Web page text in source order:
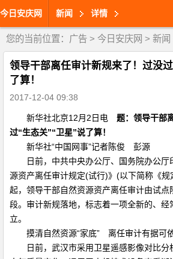
今日安庆网 新闻 详情
您的当前位置： 广告 > 今日安庆网 > 新闻
领导干部离任审计新规来了！过没
了算！
2017-12-04 09:38
新华社北京12月2日电 题：领导干部
过“生态关”“卫星”说了算！
新华社“中国网事”记者陈俊 彭源
日前，中共中央办公厅、国务院办公厅
源资产离任审计规定(试行)》(以下简称《
起，领导干部自然资源资产离任审计由试点
段。审计新规落地，标志着一项全新的、经
立。
摸清自然资源“家底” 离任审计有据可
日前，武汉市采用卫星遥感影像对比分